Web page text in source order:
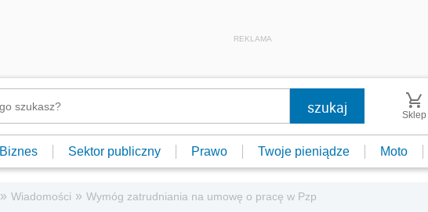
REKLAMA
Sklep
Biznes Sektor publiczny Prawo Twoje pieniądze Moto
» Wiadomości » Wymóg zatrudniania na umowę o pracę w Pzp